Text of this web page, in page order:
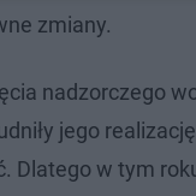
zmiany.
nadzorczego
jego
Dlatego w tym